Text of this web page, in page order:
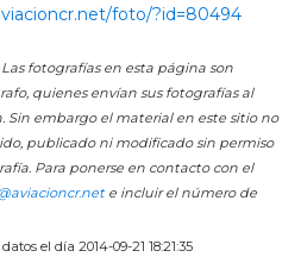
foto/?id=80494
Las fotografías en esta página son
quienes envían sus fotografías al
Sin embargo el material en este sitio no
publicado ni modificado sin permiso
Para ponerse en contacto con el
e incluir el número de
el día 2014-09-21 18:21:35